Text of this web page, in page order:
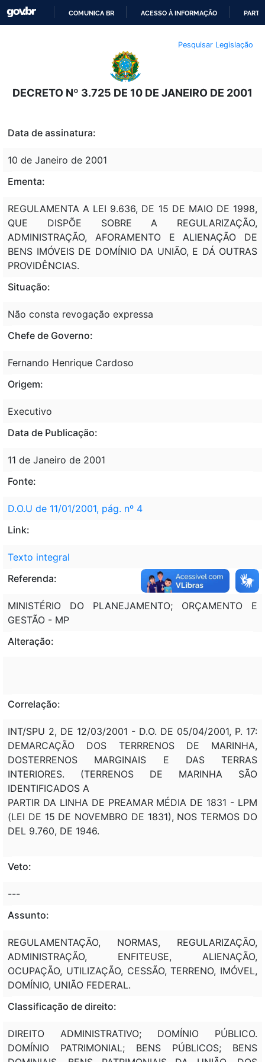
O
CONTEÚDO
COMUNICA BR ACESSO À INFORMAÇÃO
Pesquisar Legislação
DECRETO Nº 3.725 DE 10 DE JANEIRO DE 2001
Data de assinatura:
10 de Janeiro de 2001
Ementa:
REGULAMENTA A LEI 9.636, DE 15 DE MAIO DE 1998,
QUE DISPÕE SOBRE A REGULARIZAÇÃO,
ADMINISTRAÇÃO, AFORAMENTO E ALIENAÇÃO DE
BENS IMÓVEIS DE DOMÍNIO DA UNIÃO, E DÁ OUTRAS
PROVIDÊNCIAS.
Situação:
Não consta revogação expressa
Chefe de Governo:
Fernando Henrique Cardoso
Origem:
Executivo
Data de Publicação:
11 de Janeiro de 2001
Fonte:
D.O.U de 11/01/2001, pág. nº 4
Link:
Texto integral
Referenda:
MINISTÉRIO DO PLANEJAMENTO; ORÇAMENTO E
GESTÃO - MP
Alteração:
Correlação:
INT/SPU 2, DE 12/03/2001 - D.O. DE 05/04/2001, P. 17:
DEMARCAÇÃO DOS TERRRENOS DE MARINHA,
DOSTERRENOS MARGINAIS E DAS TERRAS
INTERIORES. (TERRENOS DE MARINHA SÃO
IDENTIFICADOS A
PARTIR DA LINHA DE PREAMAR MÉDIA DE 1831 - LPM
(LEI DE 15 DE NOVEMBRO DE 1831), NOS TERMOS DO
DEL 9.760, DE 1946.
Veto:
---
Assunto:
REGULAMENTAÇÃO, NORMAS, REGULARIZAÇÃO,
ADMINISTRAÇÃO, ENFITEUSE, ALIENAÇÃO,
OCUPAÇÃO, UTILIZAÇÃO, CESSÃO, TERRENO, IMÓVEL,
DOMÍNIO, UNIÃO FEDERAL.
Classificação de direito:
DIREITO ADMINISTRATIVO; DOMÍNIO PÚBLICO.
DOMÍNIO PATRIMONIAL; BENS PÚBLICOS; BENS